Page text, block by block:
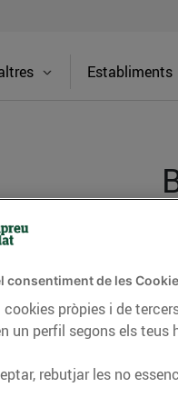
Establiments
consells
del nostre
CONSELLS I HÀBITS
consentiment de les
pròpies i de
un perfil segons els teus
rebutjar les no